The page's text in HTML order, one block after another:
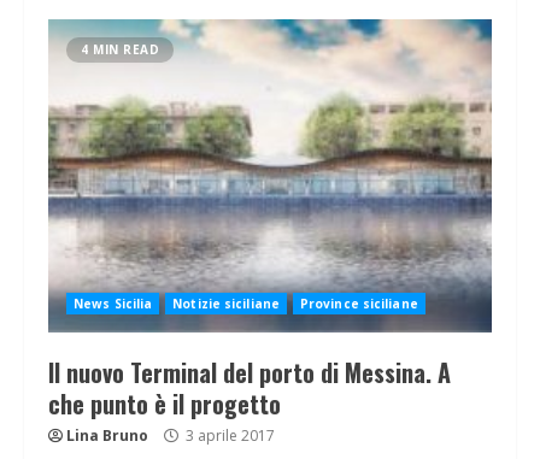
4 MIN READ
News Sicilia Notizie siciliane Province siciliane
Il nuovo Terminal del porto di Messina. A
che punto è il progetto
Lina Bruno 3 aprile 2017